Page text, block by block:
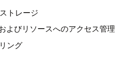
トレージ
よびリソースへのアクセス管理
ング